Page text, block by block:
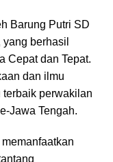
Barung Putri SD
berhasil
Cepat dan Tepat.
dan ilmu
perwakilan
Jawa Tengah.